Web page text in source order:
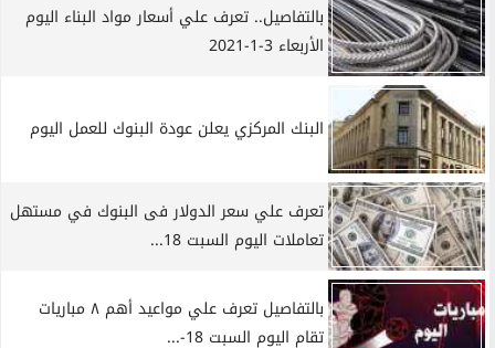
بالتفاصيل.. تعرف علي أسعار مواد البناء اليوم
الأربعاء 3-1-2021
البنك المركزي يعلن عودة البنوك للعمل اليوم
تعرف علي سعر الدولار فى البنوك في مستهل
تعاملات اليوم السبت 18...
بالتفاصيل تعرف علي مواعيد أهم ٨ مباريات
تقام اليوم السبت 18-...